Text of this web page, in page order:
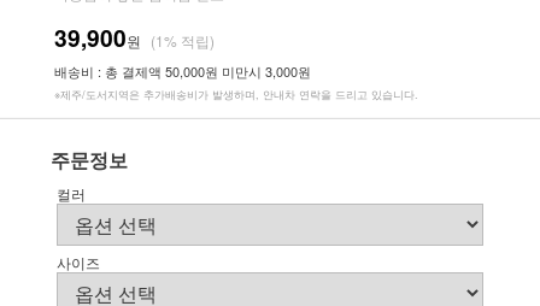
39,900원 (1% 적립)
배송비 : 총 결제액 50,000원 미만시 3,000원
※제주/도서지역은 추가배송비가 발생하며, 안내차 연락을 드리고 있습니다.
주문정보
컬러
사이즈